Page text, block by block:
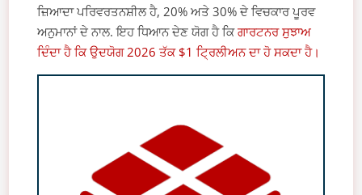
ਜ਼ਿਆਦਾ ਪਰਿਵਰਤਨਸ਼ੀਲ ਹੈ, 20% ਅਤੇ 30% ਦੇ ਵਿਚਕਾਰ ਪੂਰਵ
ਅਨੁਮਾਨਾਂ ਦੇ ਨਾਲ. ਇਹ ਧਿਆਨ ਦੇਣ ਯੋਗ ਹੈ ਕਿਗਾਰਟਨਰ ਸੁਝਾਅ
ਦਿੰਦਾ ਹੈ ਕਿ ਉਦਯੋਗ 2026 ਤੱਕ $1 ਟ੍ਰਿਲੀਅਨ ਦਾ ਹੋ ਸਕਦਾ ਹੈ।